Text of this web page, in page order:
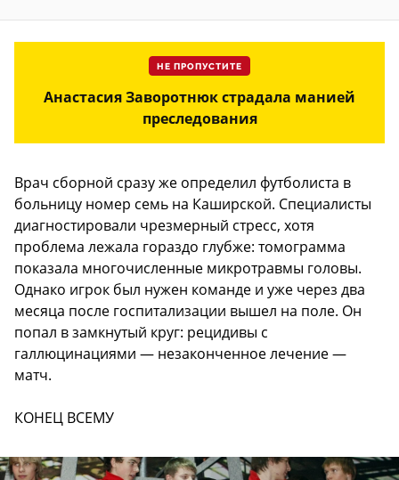
НЕ ПРОПУСТИТЕ
Анастасия Заворотнюк страдала манией
преследования
Врач сборной сразу же определил футболиста в
больницу номер семь на Каширской. Специалисты
диагностировали чрезмерный стресс, хотя
проблема лежала гораздо глубже: томограмма
показала многочисленные микротравмы головы.
Однако игрок был нужен команде и уже через два
месяца после госпитализации вышел на поле. Он
попал в замкнутый круг: рецидивы с
галлюцинациями — незаконченное лечение —
матч.
КОНЕЦ ВСЕМУ